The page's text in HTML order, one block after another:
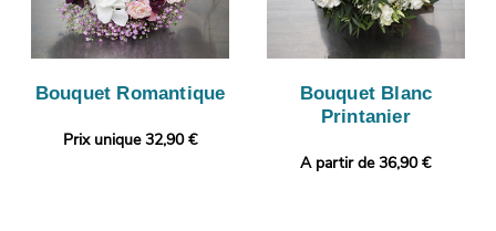
Bouquet Romantique
Prix unique 32,90 €
Bouquet Blanc
Printanier
A partir de 36,90 €